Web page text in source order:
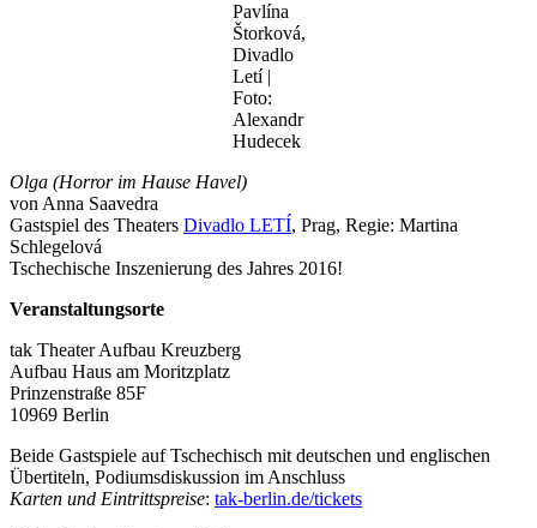
Pavlína
Štorková,
Divadlo
Letí |
Foto:
Alexandr
Hudecek
Olga (Horror im Hause Havel)
von Anna Saavedra
Gastspiel des Theaters Divadlo LETÍ, Prag, Regie: Martina
Schlegelová
Tschechische Inszenierung des Jahres 2016!
Veranstaltungsorte
tak Theater Aufbau Kreuzberg
Aufbau Haus am Moritzplatz
Prinzenstraße 85F
10969 Berlin
Beide Gastspiele auf Tschechisch mit deutschen und englischen
Übertiteln, Podiumsdiskussion im Anschluss
Karten und Eintrittspreise: tak-berlin.de/tickets